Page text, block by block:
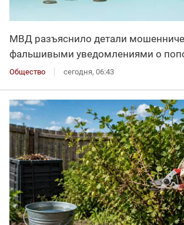
МВД разъяснило детали
фальшивыми уведомлениями о
Общество сегодня, 06:43